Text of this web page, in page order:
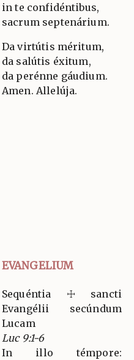
in te confidéntibus,
sacrum septenárium.
Da virtútis méritum,
da salútis éxitum,
da perénne gáudium.
Amen. Allelúja.
EVANGELIUM
Sequéntia ☩ sancti
Evangélii secúndum
Lucam
Luc 9:1-6
In illo témpore: